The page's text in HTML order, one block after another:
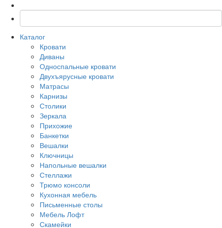
Каталог
Кровати
Диваны
Односпальные кровати
Двухъярусные кровати
Матрасы
Карнизы
Столики
Зеркала
Прихожие
Банкетки
Вешалки
Ключницы
Напольные вешалки
Стеллажи
Трюмо консоли
Кухонная мебель
Письменные столы
Мебель Лофт
Скамейки